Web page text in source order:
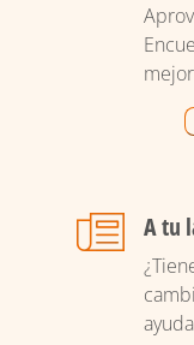
A tu